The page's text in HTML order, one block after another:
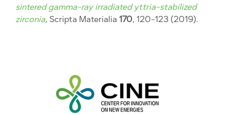
sintered gamma-ray irradiated yttria-stabilized
zirconia, Scripta Materialia 170, 120-123 (2019).